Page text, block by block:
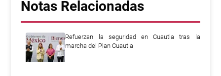
Notas Relacionadas
Refuerzan la seguridad en Cuautla tras la
marcha del Plan Cuautla